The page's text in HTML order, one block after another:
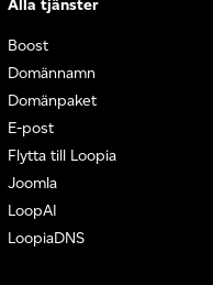
Alla tjänster
Boost
Domännamn
Domänpaket
E-post
Flytta till Loopia
Joomla
LoopAI
LoopiaDNS